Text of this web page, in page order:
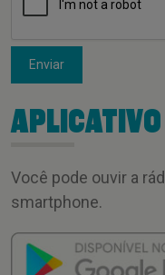
Enviar
APLICATIVO
Você pode ouvir a
smartphone.